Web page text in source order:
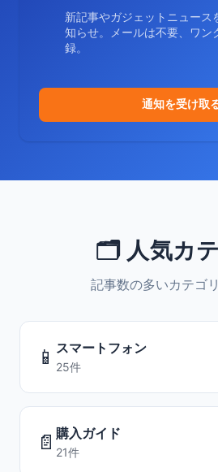
新記事やガジェットニュース
知らせ。メールは不要、ワン
録。
通知を受け取
🗂️ 人気カ
記事数の多いカテゴ
📱 スマートフォン
25件
📄 購入ガイド
21件